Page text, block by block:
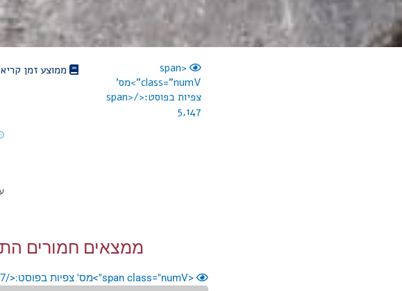
<span
class="numV">מס'
צפיות בפוסט:</span>
5,147
ממוצע זמן
ממצאים חמורים
<span class="numV">מס' צפיות בפוסט:</span>